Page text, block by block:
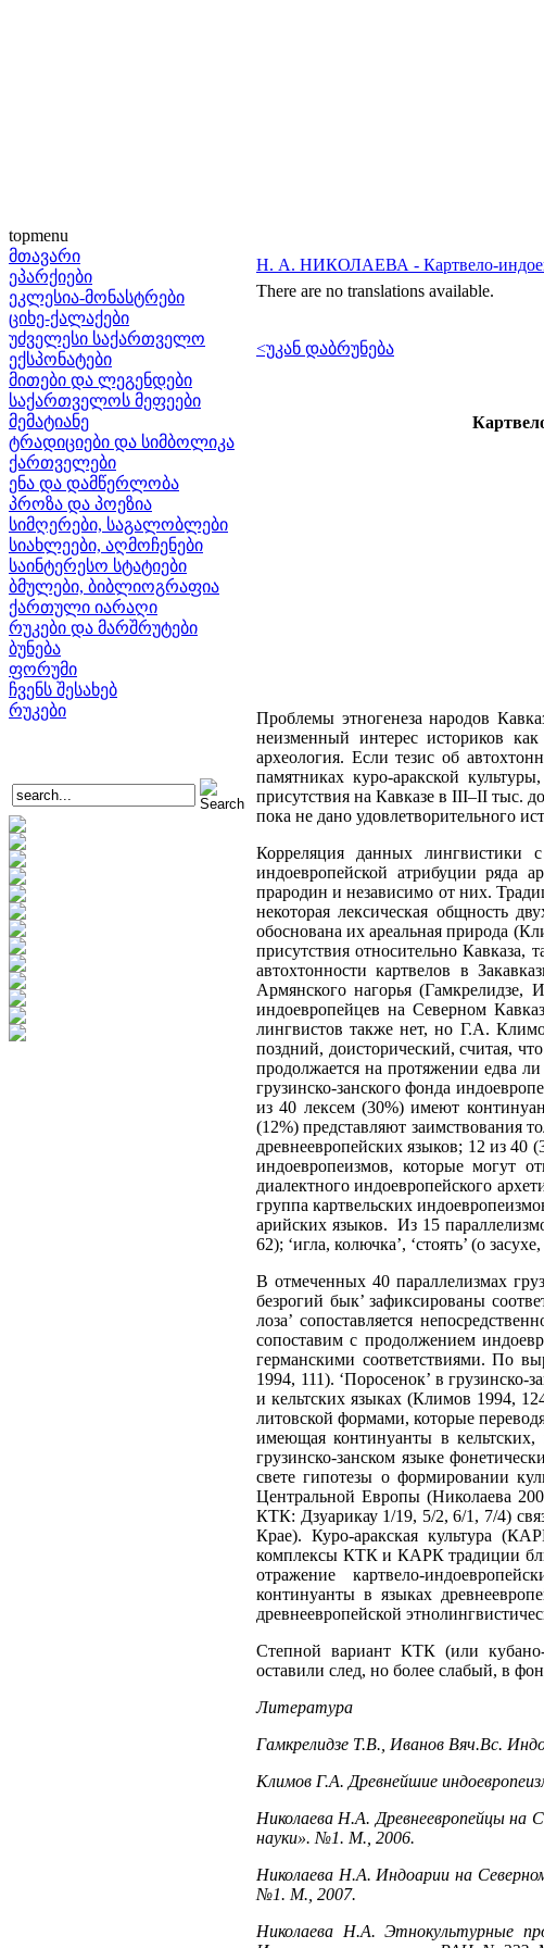
topmenu
მთავარი
ეპარქიები
ეკლესია-მონასტრები
ციხე-ქალაქები
უძველესი საქართველო
ექსპონატები
მითები და ლეგენდები
საქართველოს მეფეები
მემატიანე
ტრადიციები და სიმბოლიკა
ქართველები
ენა და დამწერლობა
პროზა და პოეზია
სიმღერები, საგალობლები
სიახლეები, აღმოჩენები
საინტერესო სტატიები
ბმულები, ბიბლიოგრაფია
ქართული იარაღი
რუკები და მარშრუტები
ბუნება
ფორუმი
ჩვენს შესახებ
რუკები
Н. А. НИКОЛАЕВА - Картвело-
There are no translations available.
<უკან დაბრუნება
Проблемы этногенеза народов
неизменный интерес историков
археология. Если тезис об
памятниках куро-аракской
присутствия на Кавказе в III–II тыс.
пока не дано удовлетворительного
Корреляция данных лингвистики
индоевропейской атрибуции ряда
прародин и независимо от них.
некоторая лексическая общность
обоснована их ареальная природа
присутствия относительно Кавказа,
автохтонности картвелов в
Армянского нагорья
индоевропейцев на Северном
лингвистов также нет, но Г.А.
поздний, доисторический, считая,
продолжается на протяжении едва
грузинско-занского фонда
из 40 лексем (30%) имеют
(12%) представляют заимствования
древнеевропейских языков; 12 из 40
индоевропеизмов, которые могут
диалектного индоевропейского
группа картвельских
арийских языков. Из 15
62); ‘игла, колючка’, ‘стоять’ (о
В отмеченных 40 параллелизмах
безрогий бык’ зафиксированы
лоза’ сопоставляется
сопоставим с продолжением
германскими соответствиями. По
1994, 111). ‘Поросенок’ в грузинско-
и кельтских языках (Климов 1994,
литовской формами, которые
имеющая континуанты в кельтских,
грузинско-занском языке
свете гипотезы о формировании
Центральной Европы (Николаева
КТК: Дзуарикау 1/19, 5/2, 6/1, 7/4)
Крае). Куро-аракская культура
комплексы КТК и КАРК традиции
отражение картвело-
континуанты в языках
древнеевропейской
Степной вариант КТК (или кубано-
оставили след, но более слабый, в
Литература
Гамкрелидзе Т.В., Иванов Вяч.Вс.
Климов Г.А. Древнейшие
Николаева Н.А. Древнеевропейцы на
науки». №1. М., 2006.
Николаева Н.А. Индоарии на
№1. М., 2007.
Николаева Н.А. Этнокультурные